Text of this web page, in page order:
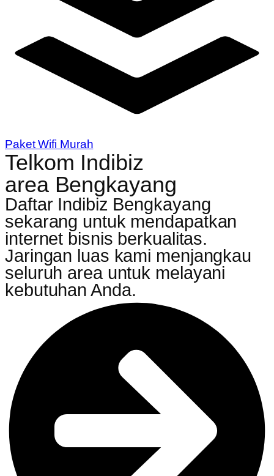
Paket Wifi Murah
Telkom Indibiz
area Bengkayang
Daftar Indibiz Bengkayang
sekarang untuk mendapatkan
internet bisnis berkualitas.
Jaringan luas kami menjangkau
seluruh area untuk melayani
kebutuhan Anda.